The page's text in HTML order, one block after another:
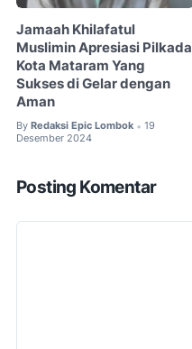
Jamaah Khilafatul
Muslimin Apresiasi Pilkada
Kota Mataram Yang
Sukses di Gelar dengan
Aman
By Redaksi Epic Lombok • 19
Desember 2024
Posting Komentar